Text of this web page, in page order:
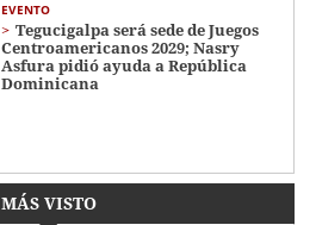
EVENTO
Tegucigalpa será sede de Juegos
Centroamericanos 2029; Nasry
Asfura pidió ayuda a República
Dominicana
MÁS VISTO